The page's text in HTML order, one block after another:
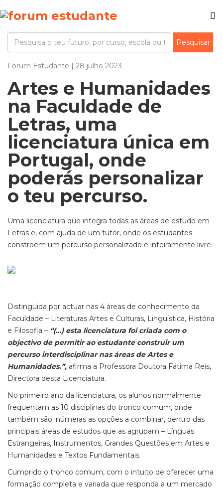
Forum Estudante | 28 julho 2023
Artes e Humanidades
na Faculdade de
Letras, uma
licenciatura única em
Portugal, onde
poderás personalizar
o teu percurso.
Uma licenciatura que integra todas as áreas de estudo em
Letras e, com ajuda de um tutor, onde os estudantes
constroem um percurso personalizado e inteiramente livre.
Distinguida por actuar nas 4 áreas de conhecimento da
Faculdade – Literaturas Artes e Culturas, Linguística, História
e Filosofia – “(…) esta licenciatura foi criada com o
objectivo de permitir ao estudante construir um
percurso interdisciplinar nas áreas de Artes e
Humanidades.”, afirma a Professora Doutora Fátima Reis,
Directora desta Licenciatura.
No primeiro ano da licenciatura, os alunos normalmente
frequentam as 10 disciplinas do tronco comum, onde
também são inúmeras as opções a combinar, dentro das
principais áreas de estudos que as agrupam – Línguas
Estrangeiras, Instrumentos, Grandes Questões em Artes e
Humanidades e Textos Fundamentais.
Cumprido o tronco comum, com o intuito de oferecer uma
formação completa e variada que responda a um mercado